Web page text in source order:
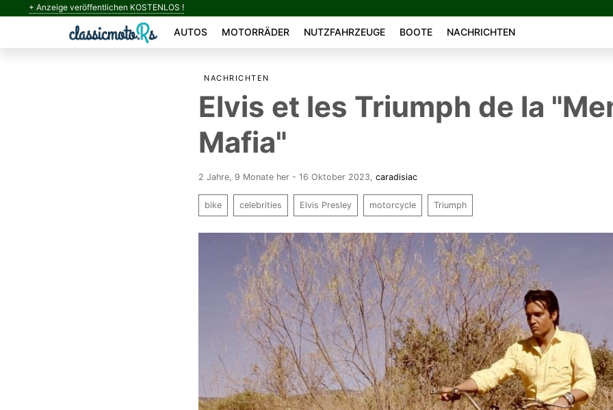
+ Anzeige veröffentlichen KOSTENLOS !
AUTOS MOTORRÄDER NUTZFAHRZEUGE BOOTE NACHRICHTEN
NACHRICHTEN
Elvis et les Triumph de la
Mafia"
2 Jahre, 9 Monate her - 16 Oktober 2023 ,caradisiac
bike celebrities Elvis Presley motorcycle Triumph